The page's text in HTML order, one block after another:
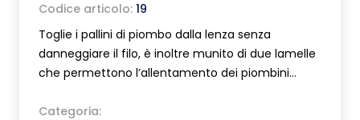
Codice articolo: 19
Toglie i pallini di piombo dalla lenza senza
danneggiare il filo, è inoltre munito di due lamelle
che permettono l’allentamento dei piombini
Ottimo anche per stringere still o piombini sulla
Categoria: